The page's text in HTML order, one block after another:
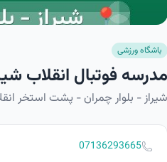
باشگاه ورزشی
مدرسه فوتبال انقلاب
شیراز - بلوار چمران - پشت استخر
07136293665